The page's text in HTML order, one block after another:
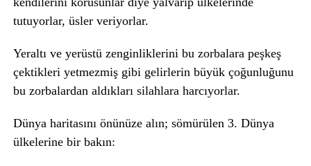
tutuyorlar, üsler veriyorlar.
Yeraltı ve yerüstü zenginliklerini bu zorbalara peşkeş
çektikleri yetmezmiş gibi gelirlerin büyük çoğunluğunu
bu zorbalardan aldıkları silahlara harcıyorlar.
Dünya haritasını önünüze alın; sömürülen 3. Dünya
ülkelerine bir bakın: